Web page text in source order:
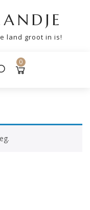
land groot in is!
0